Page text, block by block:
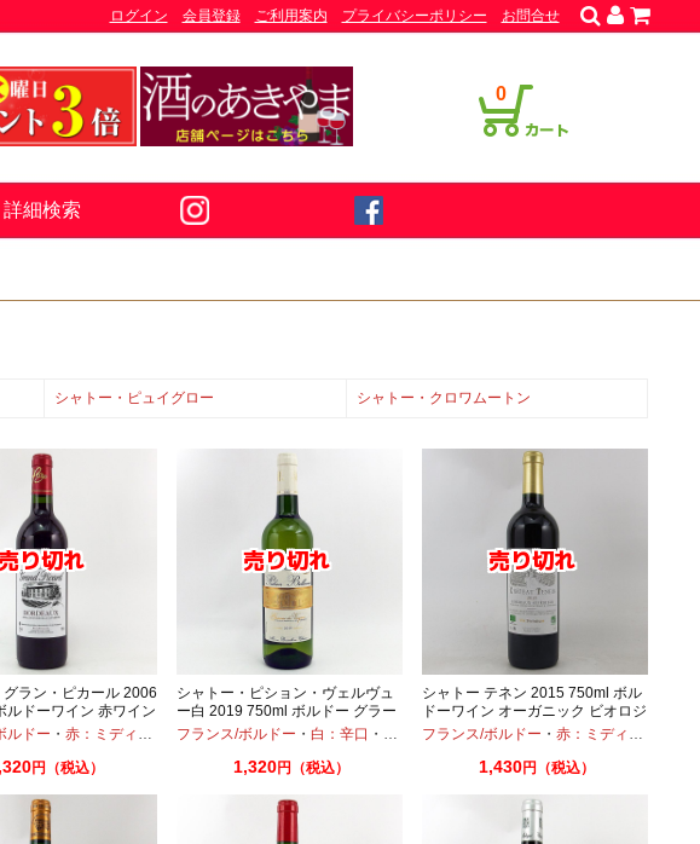
0
ログイン 会員登録 ご利用案内 プライバシーポリシー お問合せ
詳細検索
シャトー・ピュイグロー シャトー・クロワムートン
ルネ・ メルロー
グラン・ピカール 2006
ルドーワイン 赤ワイン
ルドー ・ 赤：ミディアムボディ ・カベルネ・ メルロー
円（税込）
シャトー・ピション・ヴェルヴュ
ー白 2019 750ml ボルドー グラー
ヴ・ド・ヴェイル
フランス/ボルドー ・ 白：辛口 ・ セミヨン・ソーヴィニオンブラン
1,320円（税込）
シャトー テネン 2015 750ml ボル
ドーワイン オーガニック ビオロジ
ック
フランス/ボルドー ・ 赤：ミディアムボディ
1,430円（税込）